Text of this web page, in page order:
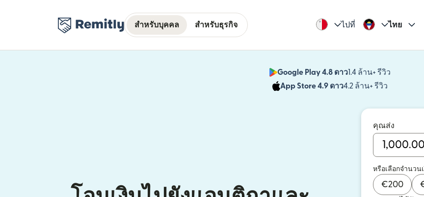
สำหรับบุคคล สำหรับธุรกิจ ไปที่ ไทย
Google Play 4.8 ดาว1.4 ล้าน+ รีวิว
(เปิดในห
App Store 4.9 ดาว4.2 ล้าน+ รีวิว
(เปิดในหน้
คุณส่ง
หรือเลือกจำนวน
€200